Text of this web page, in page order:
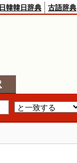
日韓韓日辞典 古語辞典